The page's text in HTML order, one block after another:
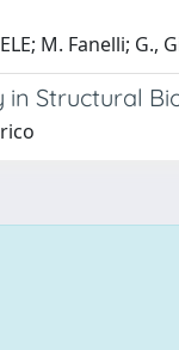
M. Fanelli; G.,
in Structural